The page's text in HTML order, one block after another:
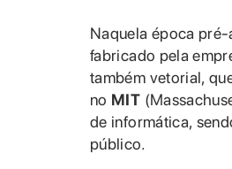
Naquela época
fabricado pela
também vetorial,
no MIT
de informática,
público.